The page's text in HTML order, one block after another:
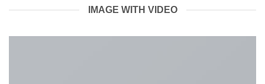
IMAGE WITH VIDEO